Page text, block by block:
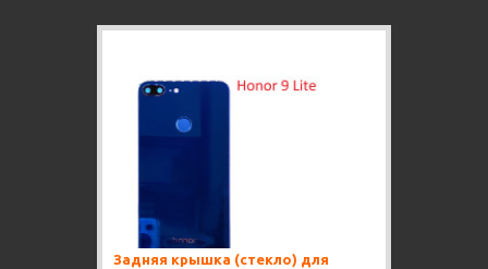
Задняя крышка (стекло) для